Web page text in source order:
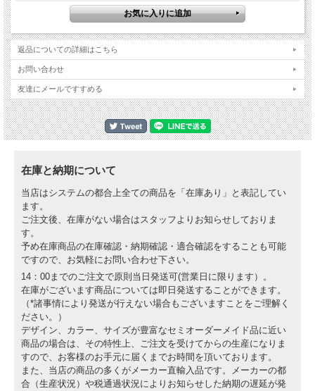
スライダーは交換部品として別途ご用意していますので、必要に応じて交換ができ
返品についての詳細はこちら
お問い合わせ
友達にメールですすめる
在庫と納期について
当店はシステムの都合上全ての商品を「在庫あり」と表記してい
ます。
ご注文後、在庫がない場合はスタッフよりお知らせしておりま
す。
予め在庫商品の在庫確認・納期確認・適合確認をすることも可能
ですので、お気軽にお問い合わせ下さい。
14：00までのご注文で原則当日発送可(営業日に限ります）。
在庫がございます商品については即日発送することができます。
（*諸事情により発送が行えない場合もございますことをご理解く
ださい。）
デザイン、カラー、サイズが豊富なセミオーダーメイド品に近い
商品の場合は、その特性上、ご注文を受けてからの生産になりま
すので、お客様のお手元に届くまでお時間を頂いております。
また、当店の商品の多くがメーカー直輸入品です。メーカーの都
合（生産状況）や税通過状況によりお知らせした納期の遅延が発